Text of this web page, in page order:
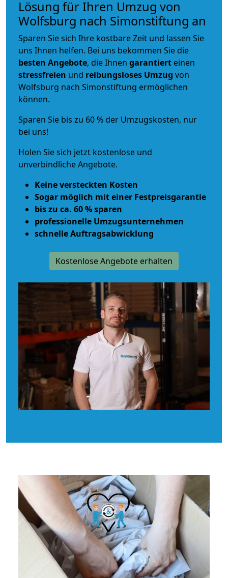
Lösung für Ihren Umzug von
Wolfsburg nach Simonstiftung an
Sparen Sie sich Ihre kostbare Zeit und lassen Sie
uns Ihnen helfen. Bei uns bekommen Sie die
besten Angebote, die Ihnen garantiert einen
stressfreien und reibungsloses Umzug von
Wolfsburg nach Simonstiftung ermöglichen
können.
Sparen Sie bis zu 60 % der Umzugskosten, nur
bei uns!
Holen Sie sich jetzt kostenlose und
unverbindliche Angebote.
Keine versteckten Kosten
Sogar möglich mit einer Festpreisgarantie
bis zu ca. 60 % sparen
professionelle Umzugsunternehmen
schnelle Auftragsabwicklung
Kostenlose Angebote erhalten